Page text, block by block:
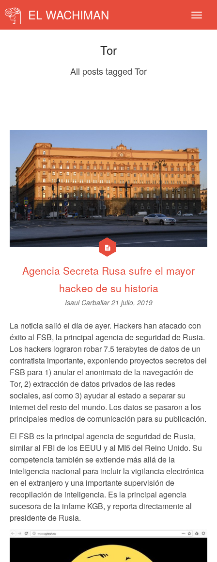
EL WACHIMAN
Tor
All posts tagged Tor
Agencia Secreta Rusa sufre el mayor
hackeo de su historia
Isaul Carballar21 julio, 2019
La noticia salió el día de ayer. Hackers han atacado con
éxito al FSB, la principal agencia de seguridad de Rusia.
Los hackers lograron robar 7.5 terabytes de datos de un
contratista importante, exponiendo proyectos secretos del
FSB para 1) anular el anonimato de la navegación de
Tor, 2) extracción de datos privados de las redes
sociales, así como 3) ayudar al estado a separar su
internet del resto del mundo. Los datos se pasaron a los
principales medios de comunicación para su publicación.
El FSB es la principal agencia de seguridad de Rusia,
similar al FBI de los EEUU y al MI5 del Reino Unido. Su
competencia también se extiende más allá de la
inteligencia nacional para incluir la vigilancia electrónica
en el extranjero y una importante supervisión de
recopilación de inteligencia. Es la principal agencia
sucesora de la infame KGB, y reporta directamente al
presidente de Rusia.